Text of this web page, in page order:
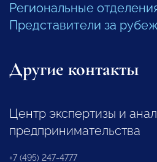
Региональные
Представители за
Другие контакты
Центр экспертизы и
предпринимательства
+7 (495) 247-4777